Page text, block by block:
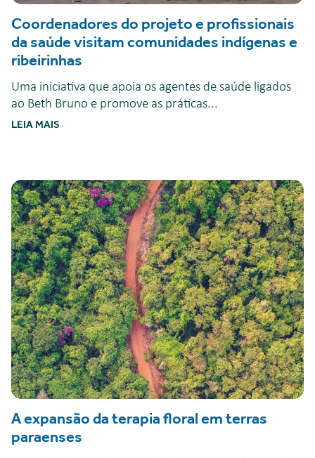
Coordenadores do projeto e profissionais
da saúde visitam comunidades indígenas e
ribeirinhas
Uma iniciativa que apoia os agentes de saúde ligados
ao Beth Bruno e promove as práticas...
LEIA MAIS
A expansão da terapia floral em terras
paraenses